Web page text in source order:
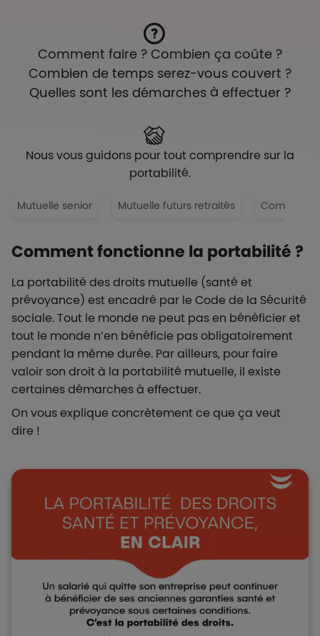
Comment faire ? Combien ça coûte ?
Combien de temps serez-vous couvert ?
Quelles sont les démarches à effectuer ?
Nous vous guidons pour tout comprendre sur la
portabilité.
Mutuelle senior Mutuelle futurs retraités
Comment fonctionne la portabilité ?
La portabilité des droits mutuelle (santé et
prévoyance) est encadré par le Code de la Sécurité
sociale. Tout le monde ne peut pas en bénéficier et
tout le monde n’en bénéficie pas obligatoirement
pendant la même durée. Par ailleurs, pour faire
valoir son droit à la portabilité mutuelle, il existe
certaines démarches à effectuer.
On vous explique concrètement ce que ça veut
dire !